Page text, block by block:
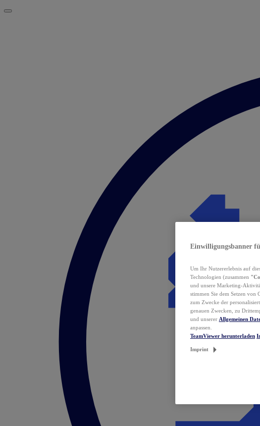
Einwilligungsbanner
Um Ihr Nutzererlebnis auf
Technologien (zusammen
und unsere Marketing-
stimmen Sie dem Setzen von
zum Zwecke der
genauen Zwecken, zu
und unserer Allgemeinen
anpassen.
TeamViewer herunterladen
Imprint